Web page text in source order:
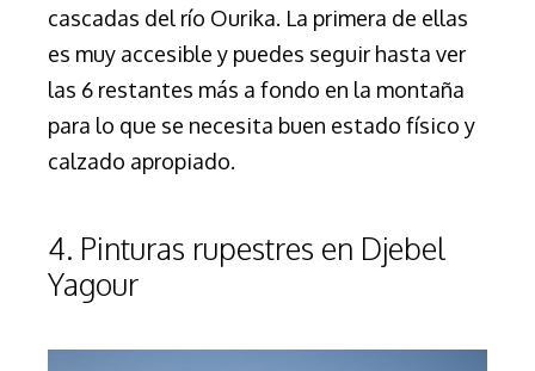
cascadas del río Ourika. La primera de ellas
es muy accesible y puedes seguir hasta ver
las 6 restantes más a fondo en la montaña
para lo que se necesita buen estado físico y
calzado apropiado.
4. Pinturas rupestres en Djebel
Yagour